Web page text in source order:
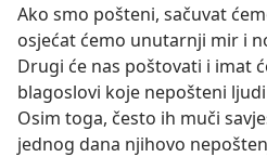
Ako smo pošteni, sačuvat
osjećat ćemo unutarnji mir i
Drugi će nas poštovati i imat
blagoslovi koje nepošteni
Osim toga, često ih muči
jednog dana njihovo